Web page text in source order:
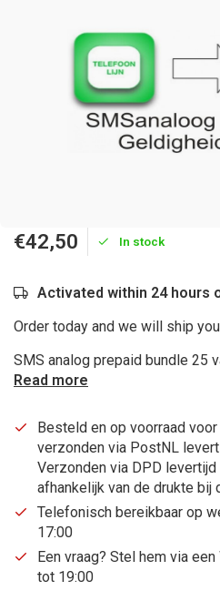
€42,50 In stock
Activated within 24 hours
Order today and we will ship
SMS analog prepaid bundle 25
Read more
Besteld en op voorraad
verzonden via PostNL
Verzonden via DPD
afhankelijk van de drukte bij
Telefonisch bereikbaar op
17:00
Een vraag? Stel hem via
tot 19:00